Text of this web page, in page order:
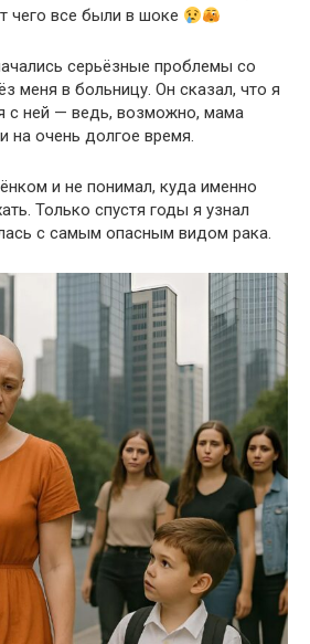
чего все были в шоке
серьёзные проблемы со
меня в больницу. Он сказал, что я
с ней — ведь, возможно, мама
на очень долгое время.
и не понимал, куда именно
Только спустя годы я узнал
с самым опасным видом рака.